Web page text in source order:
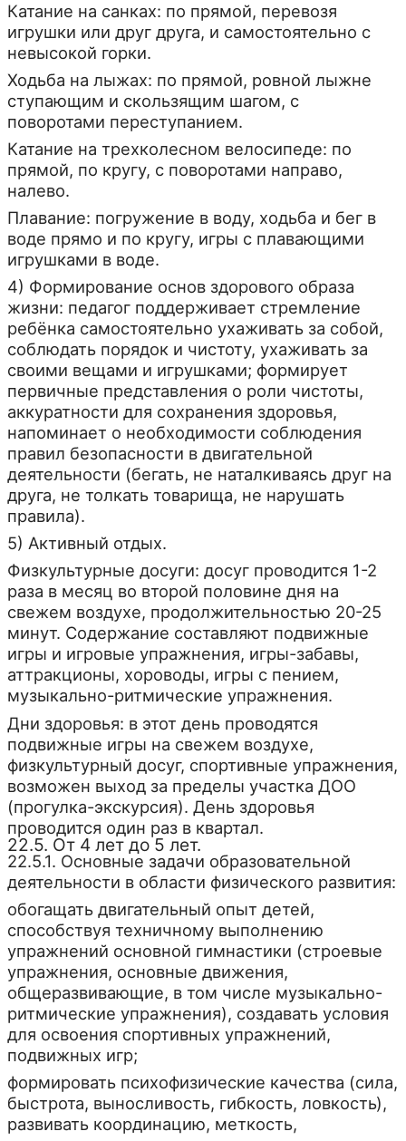
Катание на санках: по прямой, перевозя
игрушки или друг друга, и самостоятельно с
невысокой горки.
Ходьба на лыжах: по прямой, ровной лыжне
ступающим и скользящим шагом, с
поворотами переступанием.
Катание на трехколесном велосипеде: по
прямой, по кругу, с поворотами направо,
налево.
Плавание: погружение в воду, ходьба и бег в
воде прямо и по кругу, игры с плавающими
игрушками в воде.
4) Формирование основ здорового образа
жизни: педагог поддерживает стремление
ребёнка самостоятельно ухаживать за собой,
соблюдать порядок и чистоту, ухаживать за
своими вещами и игрушками; формирует
первичные представления о роли чистоты,
аккуратности для сохранения здоровья,
напоминает о необходимости соблюдения
правил безопасности в двигательной
деятельности (бегать, не наталкиваясь друг на
друга, не толкать товарища, не нарушать
правила).
5) Активный отдых.
Физкультурные досуги: досуг проводится 1-2
раза в месяц во второй половине дня на
свежем воздухе, продолжительностью 20-25
минут. Содержание составляют подвижные
игры и игровые упражнения, игры-забавы,
аттракционы, хороводы, игры с пением,
музыкально-ритмические упражнения.
Дни здоровья: в этот день проводятся
подвижные игры на свежем воздухе,
физкультурный досуг, спортивные упражнения,
возможен выход за пределы участка ДОО
(прогулка-экскурсия). День здоровья
проводится один раз в квартал.
22.5. От 4 лет до 5 лет.
22.5.1. Основные задачи образовательной
деятельности в области физического развития:
обогащать двигательный опыт детей,
способствуя техничному выполнению
упражнений основной гимнастики (строевые
упражнения, основные движения,
общеразвивающие, в том числе музыкально-
ритмические упражнения), создавать условия
для освоения спортивных упражнений,
подвижных игр;
формировать психофизические качества (сила,
быстрота, выносливость, гибкость, ловкость),
развивать координацию, меткость,